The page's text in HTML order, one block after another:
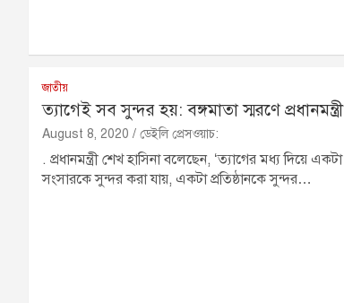
জাতীয়
ত্যাগেই সব সুন্দর হয়: বঙ্গমাতা স্মরণে প্রধানমন্ত্রী
August 8, 2020 ডেইলি প্রেসওয়াচ:
. প্রধানমন্ত্রী শেখ হাসিনা বলেছেন, ‘ত্যাগের মধ্য দিয়ে একটা
সংসারকে সুন্দর করা যায়, একটা প্রতিষ্ঠানকে সুন্দর…